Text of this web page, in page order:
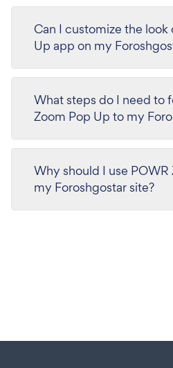
Can I customize the look
Up app on my
What steps do I need to
Zoom Pop Up to my
Why should I use
my Foroshgostar site?